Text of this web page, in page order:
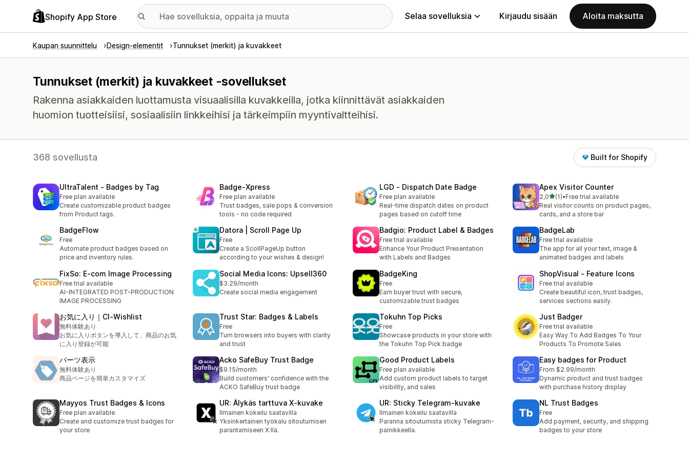
Shopify App Store Selaa sovelluksia Kirjaudu sisään Aloita maksutta
Kaupan suunnittelu Design-elementit Tunnukset (merkit) ja kuvakkeet
Tunnukset (merkit) ja kuvakkeet -sovellukset
Rakenna asiakkaiden luottamusta visuaalisilla kuvakkeilla, jotka kiinnittävät asiakkaiden
huomion tuotteisiisi, sosiaalisiin linkkeihisi ja tärkeimpiin myyntivaltteihisi.
368 sovellusta Built for Shopify
UltraTalent ‑ Badges by Tag
Free plan available
Create customizable product badges
from Product tags.
Badge‑Xpress
Free plan available
Trust badges, sale pops & conversion
tools - no code required
LGD ‑ Dispatch Date Badge
Free plan available
Real-time dispatch dates on product
pages based on cutoff time
Apex Visitor Counter
2,0/ 5 tähteä
(1)
1 arvostelua yhteensä
•Free trial available
Real visitor counts on product pages,
cards, and a store bar
BadgeFlow
Free
Automate product badges based on
price and inventory rules.
Datora | Scroll Page Up
Free
Create a ScollPageUp button
according to your wishes & design!
Badgio: Product Label & Badges
Free trial available
Enhance Your Product Presentation
with Labels and Badges
BadgeLab
Free trial available
The app for all your text, image &
animated badges and labels
FixSo: E‑com Image Processing
Free trial available
AI-INTEGRATED POST-PRODUCTION
IMAGE PROCESSING
Social Media Icons: Upsell360
$3.29/month
Create social media engagement
BadgeKing
Free
Earn buyer trust with secure,
customizable trust badges
ShopVisual ‑ Feature Icons
Free trial available
Create beautiful icon, trust badges,
services sections easily.
お気に入り｜CI‑Wishlist
無料体験あり
お気に入りボタンを導入して、商品のお気
に入り登録が可能
Trust Star: Badges & Labels
Free
Turn browsers into buyers with clarity
and trust
Tokuhn Top Picks
Free
Showcase products in your store with
the Tokuhn Top Pick badge
Just Badger
Free trial available
Easy Way To Add Badges To Your
Products To Promote Sales
パーツ表示
無料体験あり
商品ページを簡単カスタマイズ
Acko SafeBuy Trust Badge
$9.15/month
Build customers' confidence with the
ACKO SafeBuy trust badge
Good Product Labels
Free plan available
Add custom product labels to target
visibility, and sales
Easy badges for Product
From $2.99/month
Dynamic product and trust badges
with purchase history display
Mayyos Trust Badges & Icons
Free plan available
Create and customize trust badges for
your store
UR: Älykäs tarttuva X‑kuvake
Ilmainen kokeilu saatavilla
Yksinkertainen työkalu sitoutumisen
parantamiseen X:llä.
UR: Sticky Telegram‑kuvake
Ilmainen kokeilu saatavilla
Paranna sitoutumista sticky Telegram-
painikkeella.
NL Trust Badges
Free
Add payment, security, and shipping
badges to your store